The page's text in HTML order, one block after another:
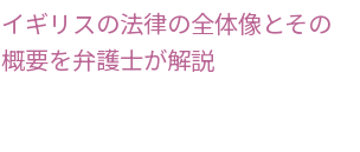
イギリスの法律の全体像とその
概要を弁護士が解説